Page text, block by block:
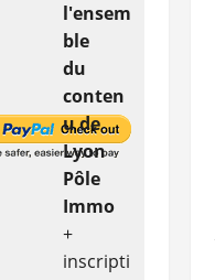
l'ensem
ble
du
conten
u de
Lyon
Pôle
Immo
+
inscripti